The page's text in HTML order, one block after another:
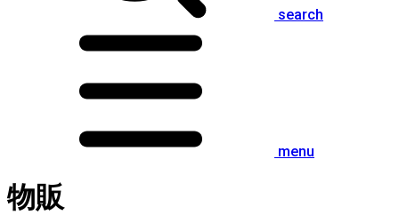
search
menu
物販